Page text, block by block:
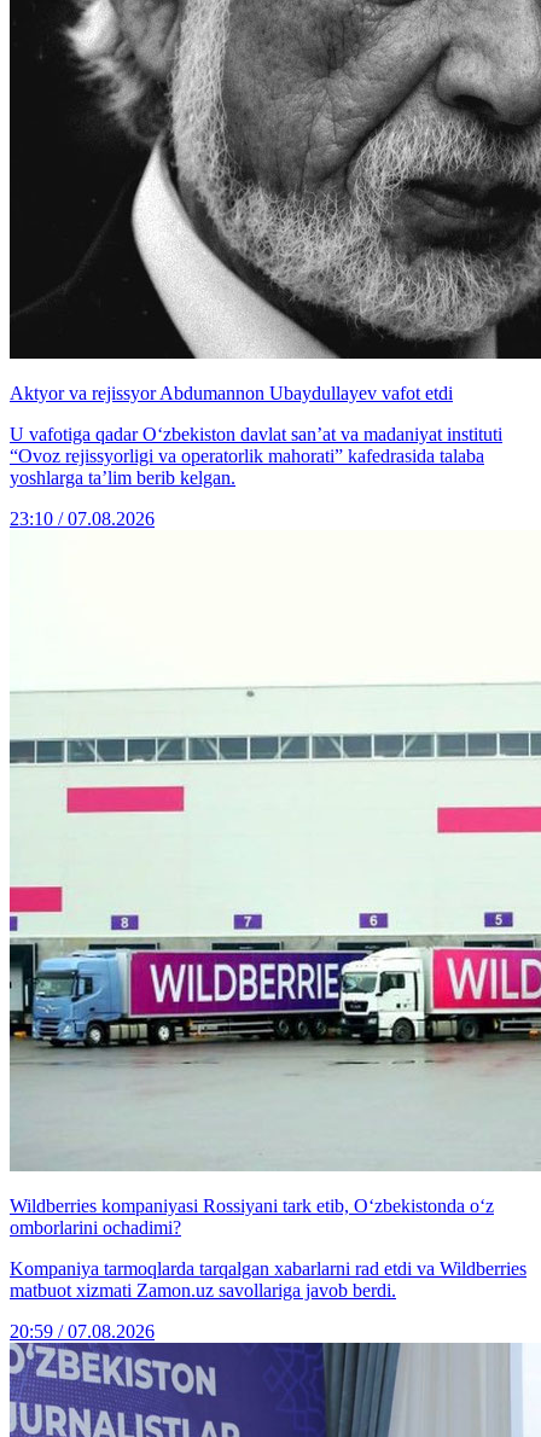
Aktyor va rejissyor Abdumannon Ubaydullayev vafot etdi
U vafotiga qadar O‘zbekiston davlat san’at va madaniyat instituti
“Ovoz rejissyorligi va operatorlik mahorati” kafedrasida talaba
yoshlarga ta’lim berib kelgan.
23:10 / 07.08.2026
Wildberries kompaniyasi Rossiyani tark etib, O‘zbekistonda o‘z
omborlarini ochadimi?
Kompaniya tarmoqlarda tarqalgan xabarlarni rad etdi va Wildberries
matbuot xizmati Zamon.uz savollariga javob berdi.
20:59 / 07.08.2026